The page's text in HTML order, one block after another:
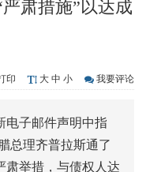
肃措施”以达成
印
大 中 小 我要评论
电子邮件声明中指
总理齐普拉斯通了
肃举措，与债权人达